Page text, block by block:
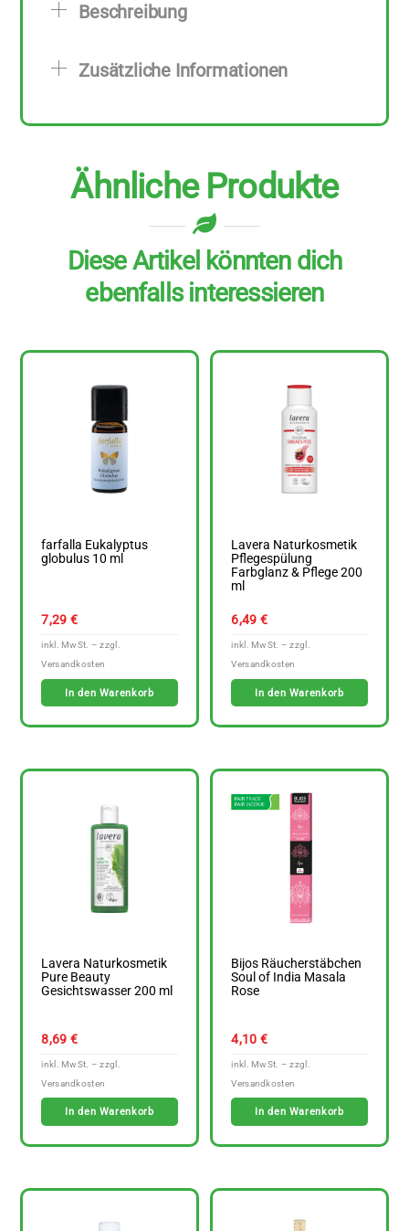
Beschreibung
Zusätzliche Informationen
Ähnliche Produkte
Diese Artikel könnten dich
ebenfalls interessieren
farfalla Eukalyptus
globulus 10 ml
7,29 €
In den Warenkorb
Lavera Naturkosmetik
Pflegespülung
Farbglanz & Pflege 200
ml
6,49 €
In den Warenkorb
Lavera Naturkosmetik
Pure Beauty
Gesichtswasser 200 ml
8,69 €
In den Warenkorb
Bijos Räucherstäbchen
Soul of India Masala
Rose
4,10 €
In den Warenkorb